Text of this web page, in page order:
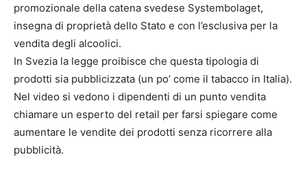
promozionale della catena svedese Systembolaget,
insegna di proprietà dello Stato e con l’esclusiva per la
vendita degli alcoolici.
In Svezia la legge proibisce che questa tipologia di
prodotti sia pubblicizzata (un po’ come il tabacco in Italia).
Nel video si vedono i dipendenti di un punto vendita
chiamare un esperto del retail per farsi spiegare come
aumentare le vendite dei prodotti senza ricorrere alla
pubblicità.